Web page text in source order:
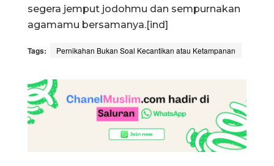
segera jemput jodohmu dan sempurnakan
agamamu bersamanya.[ind]
Tags: Pernikahan Bukan Soal Kecantikan atau Ketampanan